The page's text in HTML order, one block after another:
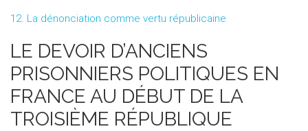
12. La dénonciation comme vertu républicaine
LE DEVOIR D’ANCIENS
PRISONNIERS POLITIQUES EN
FRANCE AU DÉBUT DE LA
TROISIÈME RÉPUBLIQUE